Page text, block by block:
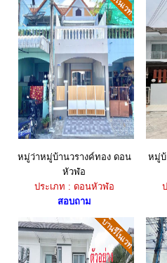
หมู่ว่าหมู่บ้านวรางค์ทอง ดอน
หัวฬ่อ
ประเภท : ดอนหัวฬ่อ
สอบถาม
หมู่บ้